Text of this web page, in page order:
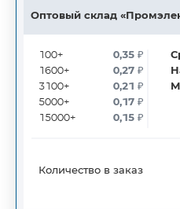
Оптовый склад
100+
1600+
3100+
5000+
15000+
0,35₽
0,27₽
0,21₽
0,17₽
0,15₽
Количество в заказ